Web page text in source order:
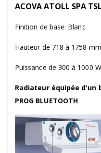
ACOVA ATOLL SPA
Finition de base: Blanc
Hauteur de 718 à 1758 mm
Puissance de 300 à 1000
Radiateur équipée d'un
PROG BLUETOOTH